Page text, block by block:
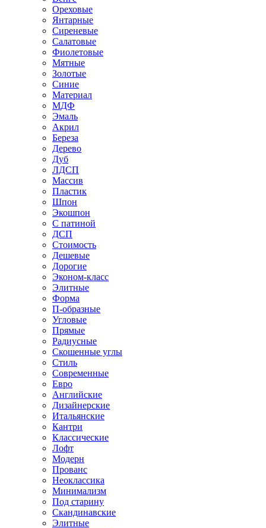
Ореховые
Янтарные
Сиреневые
Салатовые
Фиолетовые
Мятные
Золотые
Синие
Материал
МДФ
Эмаль
Акрил
Береза
Дерево
Дуб
ЛДСП
Массив
Пластик
Шпон
Экошпон
С патиной
ДСП
Стоимость
Дешевые
Дорогие
Эконом-класс
Элитные
Форма
П-образные
Угловые
Прямые
Радиусные
Скошенные углы
Стиль
Современные
Евро
Английские
Дизайнерские
Итальянские
Кантри
Классические
Лофт
Модерн
Прованс
Неоклассика
Минимализм
Под старину
Скандинавские
Элитные